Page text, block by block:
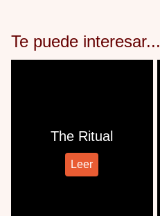
Te puede interesar...
The Ritual
Leer